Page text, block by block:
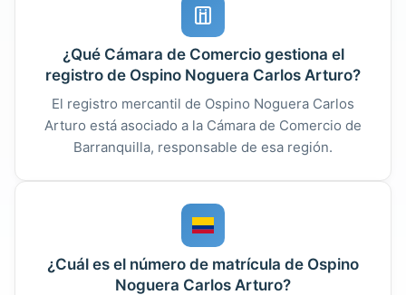
¿Qué Cámara de Comercio gestiona el
registro de Ospino Noguera Carlos Arturo?
El registro mercantil de Ospino Noguera Carlos
Arturo está asociado a la Cámara de Comercio de
Barranquilla, responsable de esa región.
¿Cuál es el número de matrícula de Ospino
Noguera Carlos Arturo?